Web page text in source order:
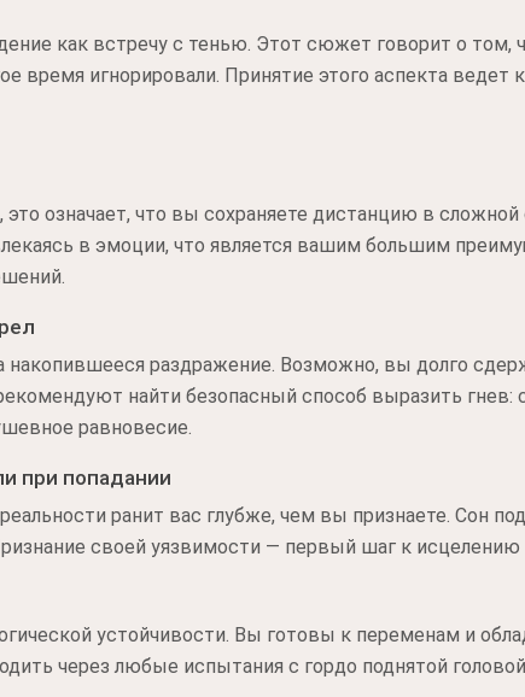
как встречу с тенью. Этот сюжет говорит о том,
время игнорировали. Принятие этого аспекта ведет
означает, что вы сохраняете дистанцию в
в эмоции, что является вашим большим
накопившееся раздражение. Возможно, вы долго
найти безопасный способ выразить гнев:
равновесие.
при попадании
ранит вас глубже, чем вы признаете. Сон
своей уязвимости — первый шаг к исцелению
устойчивости. Вы готовы к переменам и
через любые испытания с гордо поднятой